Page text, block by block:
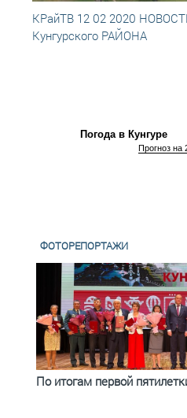
КРайТВ 12 02 2020
Кунгурского РАЙОНА
Погода в Кунгуре
Прогноз на
ФОТОРЕПОРТАЖИ
По итогам первой